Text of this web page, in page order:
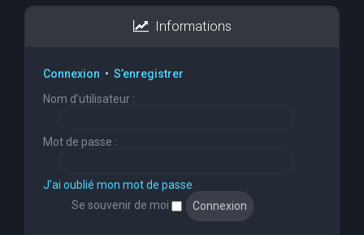
Informations
Connexion • S’enregistrer
Nom d’utilisateur :
Mot de passe :
J’ai oublié mon mot de passe
Se souvenir de moi